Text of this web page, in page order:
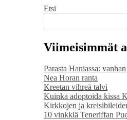
Etsi
Viimeisimmät
Parasta Haniassa:
Nea Horan ranta
Kreetan vihreä talvi
Kuinka adoptoida kissa
Kirkkojen ja
10 vinkkiä Teneriffan